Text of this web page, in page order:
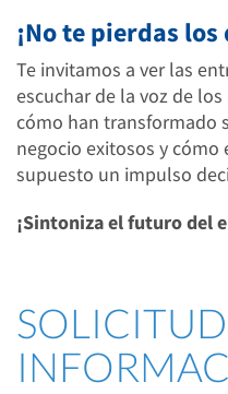
¡No te pierdas
Te invitamos a ver las
escuchar de la voz de
cómo han transformado
negocio exitosos y
supuesto un impulso
¡Sintoniza el futuro del